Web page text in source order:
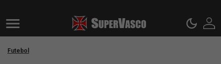
Futebol